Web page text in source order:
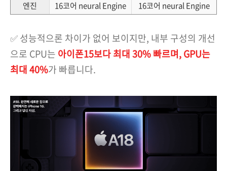
엔진 16코어 neural Engine 16코어 neural Engine
✅ 성능적으론 차이가 없어 보이지만, 내부 구성의 개선
으로 CPU는 아이폰15보다 최대 30% 빠르며, GPU는
최대 40%가 빠릅니다.